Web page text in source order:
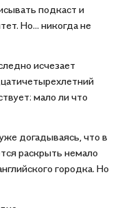
подкаст и
Но... никогда не
исчезает
мало ли что
догадываясь, что в
раскрыть немало
городка. Но